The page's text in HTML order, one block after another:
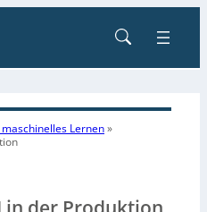
Lernen»